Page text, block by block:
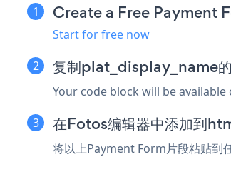
Create a Free Payment
Start for free now
复制plat_display_name
Your code block will be
在Fotos编辑器中添加到
将以上Payment Form片段粘贴到